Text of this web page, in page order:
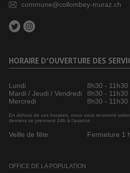
commune@collombey-muraz.ch
HORAIRE D’OUVERTURE DES
Lundi
8h30 -
Mardi / Jeudi / Vendredi
8h30 - 11h30
Mercredi
8h30 -
En dehors de ces horaires, nous vous recevons
derniers se prennent 24h à l’avance.
Veille de fête Fermeture 1
OFFICE DE LA POPULATION